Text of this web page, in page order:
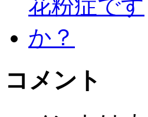
コメント